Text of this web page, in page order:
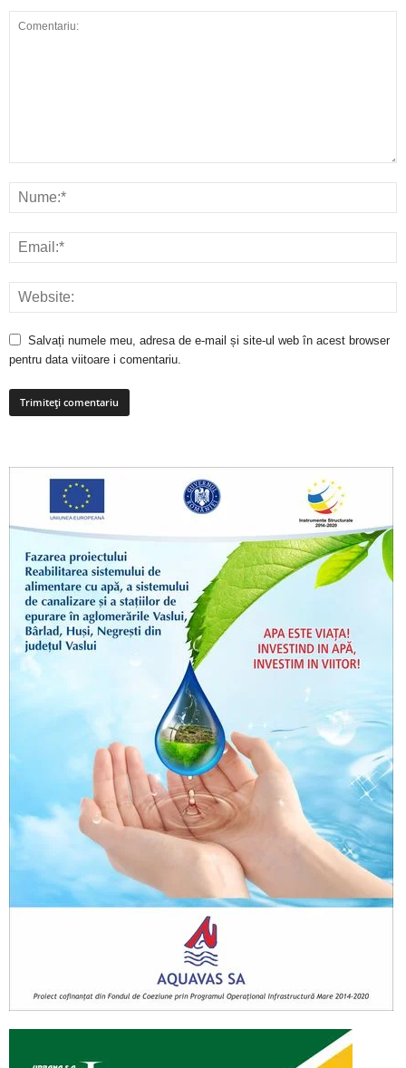
Salvați numele meu, adresa de e-mail și site-ul web în acest browser
pentru data viitoare i comentariu.